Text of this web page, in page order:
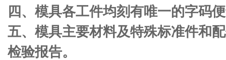
四、模具各工件均刻有唯一的字码
五、模具主要材料及特殊标准件和
检验报告。